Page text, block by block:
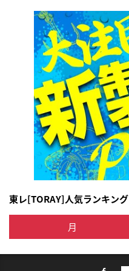
東レ[TORAY]人気ランキング
月